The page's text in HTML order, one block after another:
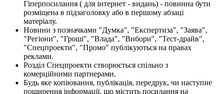
Гіперпосилання ( для інтернет - видань) - повинна бути
розміщена в підзаголовку або в першому абзаці
матеріалу.
Новини з позначками "Думка", "Експертиза", "Заява",
"Регіони", "Гроші", "Влада", "Вибори", "Тест-драйв",
"Спецпроекти", "Промо" публікуються на правах
реклами.
Розділ Спецпроекти створюється спільно з
комерційними партнерами.
Будь яке копіювання, публікація, передрук, чи наступне
поширення інформації, що містить посилання на